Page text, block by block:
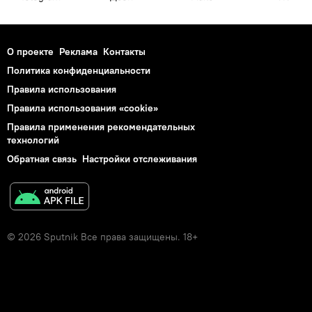
О проекте Реклама Контакты
Политика конфиденциальности
Правила использования
Правила использования «cookie»
Правила применения рекомендательных
технологий
Обратная связь Настройки отслеживания
© 2026 Sputnik Все права защищены. 18+